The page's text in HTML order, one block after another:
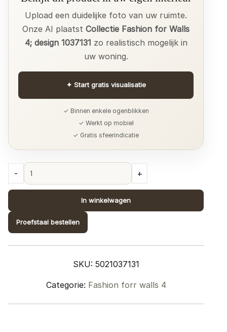
Upload een duidelijke foto van uw ruimte.
Onze AI plaatst Collectie Fashion for Walls
4; design 1037131 zo realistisch mogelijk in
uw woning.
✦ Start gratis visualisatie
✓ Binnen enkele ogenblikken
✓ Werkt op mobiel
✓ Gratis sfeerindicatie
for
Walls
4;
design
1037131
- +
In winkelwagen
Proefstaal bestellen
SKU: 5021037131
Categorie: Fashion forr walls 4